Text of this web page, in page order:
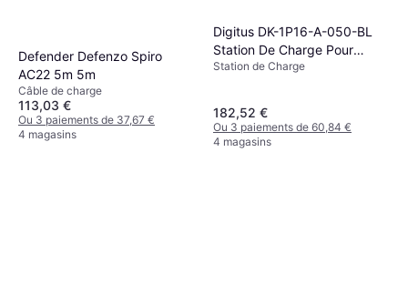
Defender Defenzo Spiro
AC22 5m 5m
Câble de charge
113,03 €
Ou 3 paiements de 37,67 €
4 magasins
Digitus DK-1P16-A-050-BL
Station De Charge Pour
Véhicule Électrique Type 2
Station de Charge
182,52 €
Ou 3 paiements de 60,84 €
4 magasins